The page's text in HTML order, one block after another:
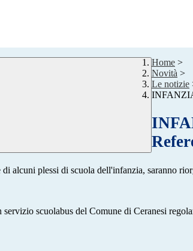
Home >
Novità >
Le notizie
alcuni plessi di scuola dell'infanzia, saranno
scuolabus del Comune di Ceranesi